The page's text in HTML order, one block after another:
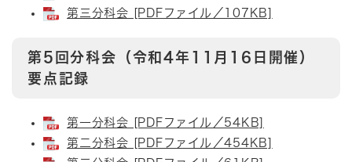
第三分科会 [PDFファイル／107KB]
第5回分科会（令和4年11月16日開催）
要点記録
第一分科会 [PDFファイル／54KB]
第二分科会 [PDFファイル／454KB]